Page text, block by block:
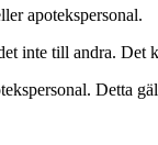
apotekspersonal.
inte till andra.
Detta